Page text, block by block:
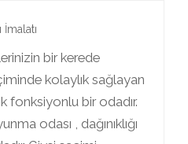
bir kerede
kolaylık sağlayan
fonksiyonlu bir odadır.
odası , dağınıklığı